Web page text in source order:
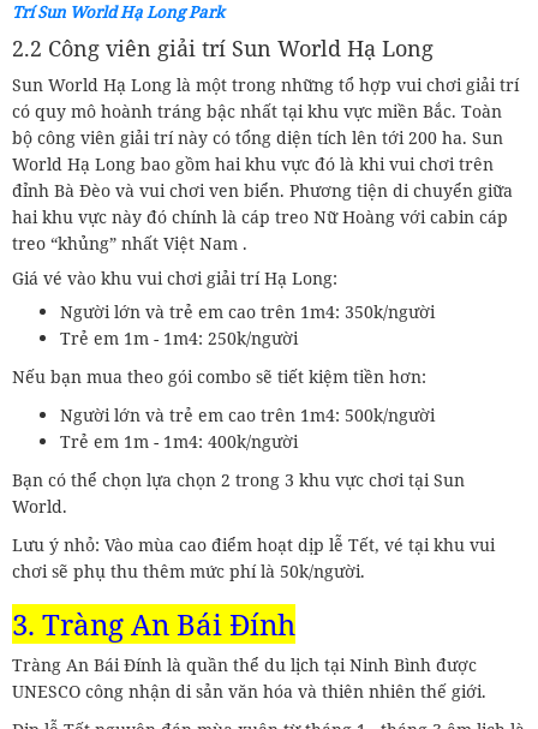
Trí Sun World Hạ Long Park
2.2 Công viên giải trí Sun World Hạ Long
Sun World Hạ Long là một trong những tổ hợp vui chơi giải trí
có quy mô hoành tráng bậc nhất tại khu vực miền Bắc. Toàn
bộ công viên giải trí này có tổng diện tích lên tới 200 ha. Sun
World Hạ Long bao gồm hai khu vực đó là khi vui chơi trên
đỉnh Bà Đèo và vui chơi ven biển. Phương tiện di chuyển giữa
hai khu vực này đó chính là cáp treo Nữ Hoàng với cabin cáp
treo “khủng” nhất Việt Nam .
Giá vé vào khu vui chơi giải trí Hạ Long:
Người lớn và trẻ em cao trên 1m4: 350k/người
Trẻ em 1m - 1m4: 250k/người
Nếu bạn mua theo gói combo sẽ tiết kiệm tiền hơn:
Người lớn và trẻ em cao trên 1m4: 500k/người
Trẻ em 1m - 1m4: 400k/người
Bạn có thể chọn lựa chọn 2 trong 3 khu vực chơi tại Sun
World.
Lưu ý nhỏ: Vào mùa cao điểm hoạt dịp lễ Tết, vé tại khu vui
chơi sẽ phụ thu thêm mức phí là 50k/người.
3. Tràng An Bái Đính
Tràng An Bái Đính là quần thể du lịch tại Ninh Bình được
UNESCO công nhận di sản văn hóa và thiên nhiên thế giới.